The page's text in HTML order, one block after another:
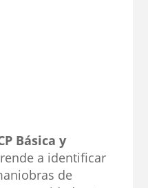
Básica y
a identificar
de